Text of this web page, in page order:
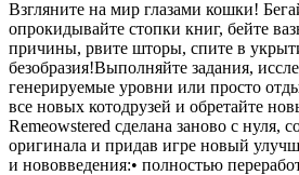
Взгляните на мир глазами кошки!
опрокидывайте стопки книг, бейте
причины, рвите шторы, спите в
безобразия!Выполняйте задания,
генерируемые уровни или просто
все новых котодрузей и обретайте
Remeowstered сделана заново с нуля,
оригинала и придав игре новый
и нововведения:• полностью